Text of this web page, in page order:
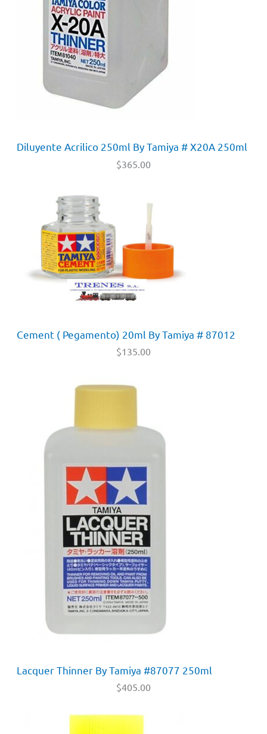
Diluyente Acrilico 250ml By Tamiya # X20A 250ml
$365.00
Cement ( Pegamento) 20ml By Tamiya # 87012
$135.00
Lacquer Thinner By Tamiya #87077 250ml
$405.00